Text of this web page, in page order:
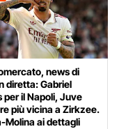
news di
diretta: Gabriel
per il Napoli, Juve
più vicina a Zirkzee.
Molina ai dettagli